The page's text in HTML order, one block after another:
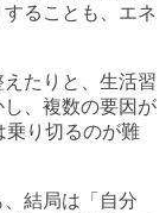
ることも、エネ
たりと、生活習
、複数の要因が
乗り切るのが難
結局は「自分